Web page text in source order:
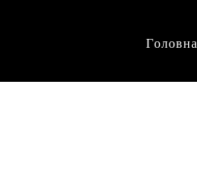
Головна